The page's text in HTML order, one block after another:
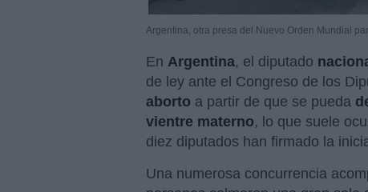
Argentina, otra presa del Nuevo Orden Mundial
En Argentina, el diputado
de ley ante el Congreso de los
aborto a partir de que se pueda
vientre materno, lo que suele
diez diputados han firmado la
Una numerosa concurrencia